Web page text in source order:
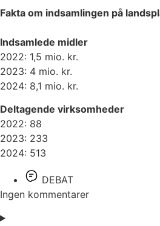
Fakta om indsamlingen på
Indsamlede midler
2022: 1,5 mio. kr.
2023: 4 mio. kr.
2024: 8,1 mio. kr.
Deltagende virksomheder
2022: 88
2023: 233
2024: 513
DEBAT
Ingen kommentarer